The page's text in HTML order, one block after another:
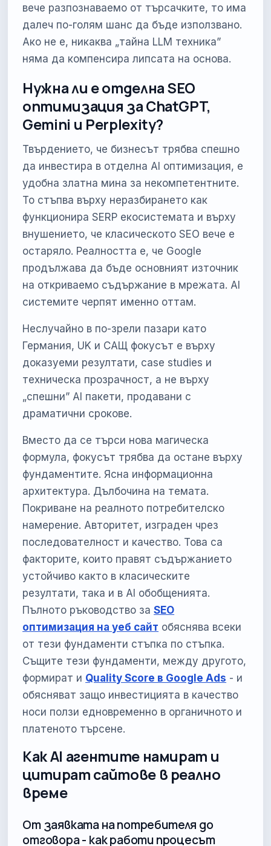
вече разпознаваемо от търсачките, то има
далеч по-голям шанс да бъде използвано.
Ако не е, никаква „тайна LLM техника”
няма да компенсира липсата на основа.
Нужна ли е отделна SEO
оптимизация за ChatGPT,
Gemini и Perplexity?
Твърдението, че бизнесът трябва спешно
да инвестира в отделна AI оптимизация, е
удобна златна мина за некомпетентните.
То стъпва върху неразбирането как
функционира SERP екосистемата и върху
внушението, че класическото SEO вече е
остаряло. Реалността е, че Google
продължава да бъде основният източник
на откриваемо съдържание в мрежата. AI
системите черпят именно оттам.
Неслучайно в по-зрели пазари като
Германия, UK и САЩ фокусът е върху
доказуеми резултати, case studies и
техническа прозрачност, а не върху
„спешни” AI пакети, продавани с
драматични срокове.
Вместо да се търси нова магическа
формула, фокусът трябва да остане върху
фундаментите. Ясна информационна
архитектура. Дълбочина на темата.
Покриване на реалното потребителско
намерение. Авторитет, изграден чрез
последователност и качество. Това са
факторите, които правят съдържанието
устойчиво както в класическите
резултати, така и в AI обобщенията.
Пълното ръководство за SEO
оптимизация на уеб сайт обяснява всеки
от тези фундаменти стъпка по стъпка.
Същите тези фундаменти, между другото,
формират и Quality Score в Google Ads - и
обясняват защо инвестицията в качество
носи ползи едновременно в органичното и
платеното търсене.
Как AI агентите намират и
цитират сайтове в реално
време
От заявката на потребителя до
отговора - как работи процесът